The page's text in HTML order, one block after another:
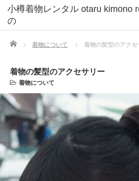
小樽着物レンタル otaru
の
Home 着物について 着物の髪型のアクセ
着物の髪型のアクセサリー
着物について